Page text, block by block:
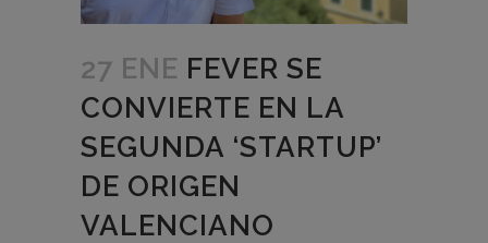
27 ENE FEVER SE
CONVIERTE EN LA
SEGUNDA ‘STARTUP’
DE ORIGEN
VALENCIANO